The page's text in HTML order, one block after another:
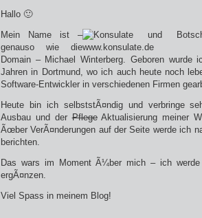
Hallo 🙂
Mein Name ist –
genauso wie die
Domain – Michael Winterberg. Geboren wurde
Jahren in Dortmund, wo ich auch heute noch
Software-Entwickler in verschiedenen Firmen
Heute bin ich selbststÃ¤ndig und verbringe
Ausbau und derPflegeAktualisierung meiner
Ãœber VerÃ¤nderungen auf der Seite werde ich
berichten.
Das wars im Moment Ã¼ber mich – ich
ergÃ¤nzen.
Viel Spass in meinem Blog!